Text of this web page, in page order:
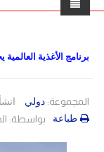
برنامج الأغذية
المجموعة: دولي انشأ
بواسطة:
طباعة
محلي
عربي
منوعات
صحة